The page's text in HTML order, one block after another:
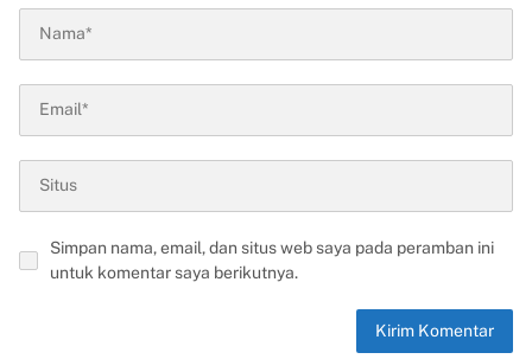
Simpan nama, email, dan situs web saya pada peramban ini
untuk komentar saya berikutnya.